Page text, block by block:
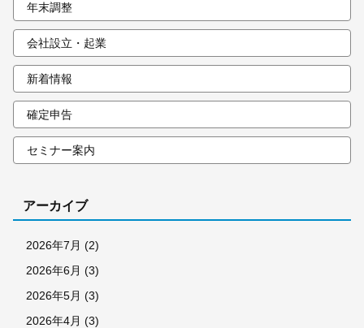
年末調整
会社設立・起業
新着情報
確定申告
セミナー案内
アーカイブ
2026年7月 (2)
2026年6月 (3)
2026年5月 (3)
2026年4月 (3)